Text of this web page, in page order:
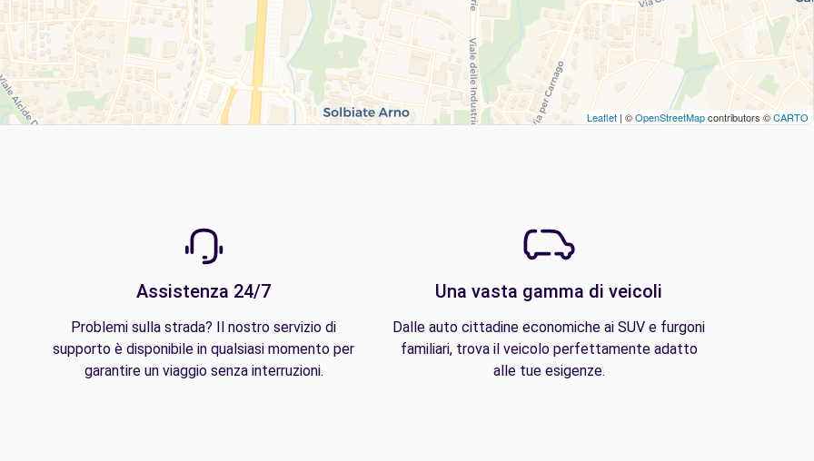
Leaflet | ©OpenStreetMapcontributors ©CARTO
Assistenza 24/7
Problemi sulla strada? Il nostro servizio di
supporto è disponibile in qualsiasi momento per
garantire un viaggio senza interruzioni.
Una vasta gamma di veicoli
Dalle auto cittadine economiche ai SUV e furgoni
familiari, trova il veicolo perfettamente adatto
alle tue esigenze.